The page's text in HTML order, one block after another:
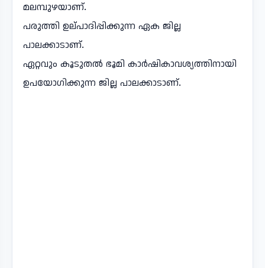
മലമ്പുഴയാണ്.
പരുത്തി ഉല്പാദിപ്പിക്കുന്ന ഏക ജില്ല
പാലക്കാടാണ്.
ഏറ്റവും കൂടുതൽ ഭൂമി കാർഷികാവശ്യത്തിനായി
ഉപയോഗിക്കുന്ന ജില്ല പാലക്കാടാണ്.